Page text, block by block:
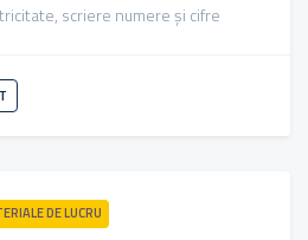
scriere numere și cifre
DE LUCRU